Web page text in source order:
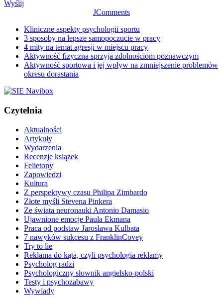
Wyślij
JComments
Kliniczne aspekty psychologii sportu
3 sposoby na lepsze samopoczucie w pracy
4 mity na temat agresji w miejscu pracy
Aktywność fizyczna sprzyja zdolnościom poznawczym
Aktywność sportowa i jej wpływ na zmniejszenie problemów
okresu dorastania
Czytelnia
Aktualności
Artykuły
Wydarzenia
Recenzje książek
Felietony
Zapowiedzi
Kultura
Z perspektywy czasu Philipa Zimbardo
Złote myśli Stevena Pinkera
Ze świata neuronauki Antonio Damasio
Ujawnione emocje Paula Ekmana
Praca od podstaw Jarosława Kulbata
7 nawyków sukcesu z FranklinCovey
Try to lie
Reklama do kąta, czyli psychologia reklamy
Psycholog radzi
Psychologiczny słownik angielsko-polski
Testy i psychozabawy
Wywiady